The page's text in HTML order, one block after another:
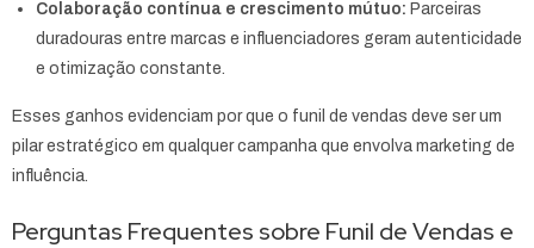
Colaboração contínua e crescimento mútuo: Parceiras
duradouras entre marcas e influenciadores geram autenticidade
e otimização constante.
Esses ganhos evidenciam por que o funil de vendas deve ser um
pilar estratégico em qualquer campanha que envolva marketing de
influência.
Perguntas Frequentes sobre Funil de Vendas e